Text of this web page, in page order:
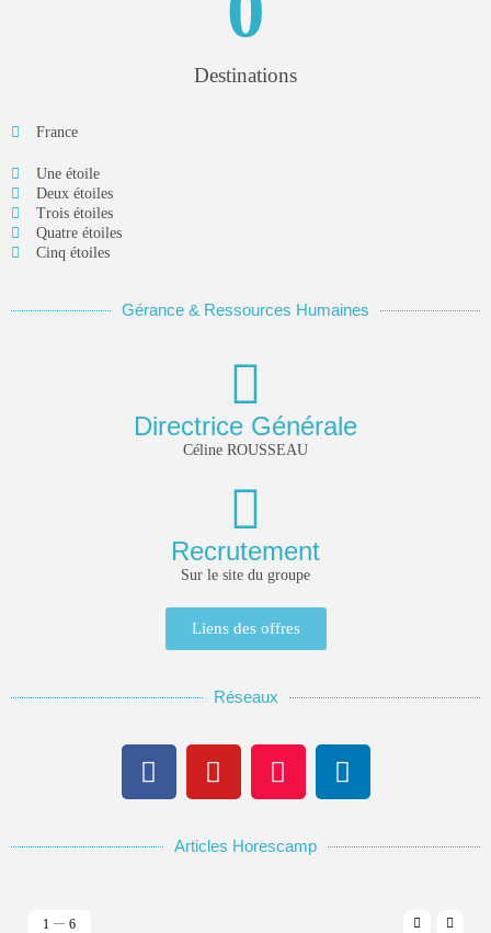
Keep Shopping
3€99 / mois !
Voir
SUIVEZ HORESCAMP
Destinations
France
Une étoile
Deux étoiles
Trois étoiles
Quatre étoiles
Cinq étoiles
Gérance & Ressources Humaines
Directrice Générale
Céline ROUSSEAU
Recrutement
Sur le site du groupe
Liens des offres
Réseaux
Articles Horescamp
1 6